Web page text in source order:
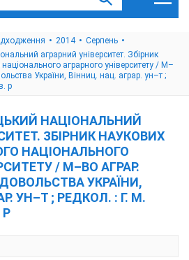
2014
Cерпень
аграрний університет. Збірник
аграрного університету / М–
України, Вінниц. нац. аграр. ун–т ;
р
НАЦІОНАЛЬНИЙ
ЗБІРНИК НАУКОВИХ
НАЦІОНАЛЬНОГО
/ М–ВО АГРАР.
УКРАЇНИ,
УН–Т ; РЕДКОЛ. : Г. М.
Р